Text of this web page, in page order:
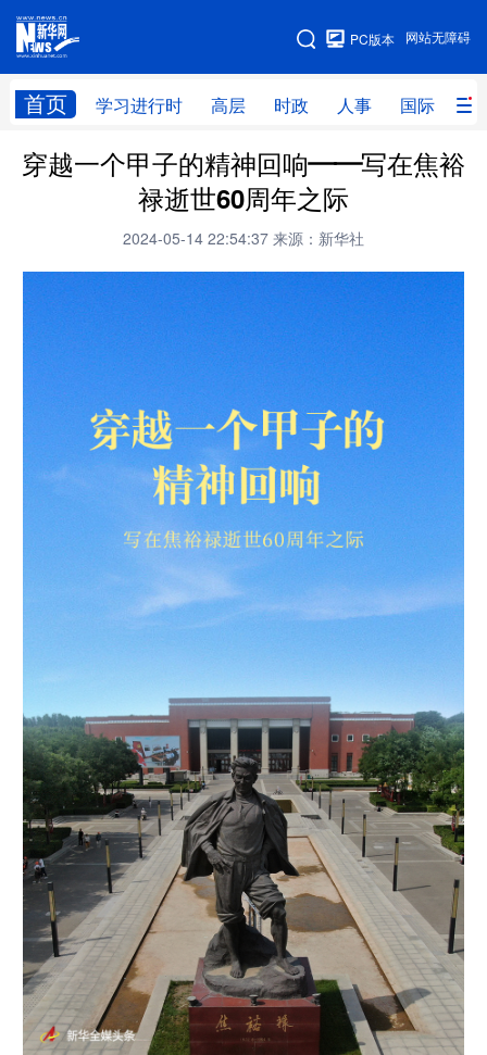
网站无障碍
PC版本
首页 学习进行时 高层 时政 人事 国际 财
网站地图
学习进行时 高层 时政 人事
财经 网评
科技 科创 量子 体育
文化 健康
访谈 视频
中央文件 金融
人居 信息化
乡村振兴 银龄 溯源中国
时尚 悦读
文化产业
地方频道
北京 天津 河北 山西
辽宁 吉林 上海 江苏
浙江 福建 江西
山东 河南 湖北 湖南
广东 广西 海南 重庆
穿越一个甲子的精神回响——写在焦裕
禄逝世60周年之际
2024-05-14 22:54:37 来源：新华社